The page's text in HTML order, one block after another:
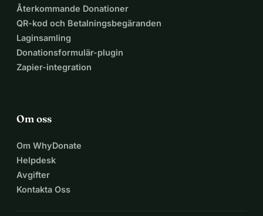
Återkommande Donationer
QR-kod och Betalningsbegäranden
Laginsamling
Donationsformulär-plugin
Zapier-integration
Om oss
Om WhyDonate
Helpdesk
Avgifter
Kontakta Oss